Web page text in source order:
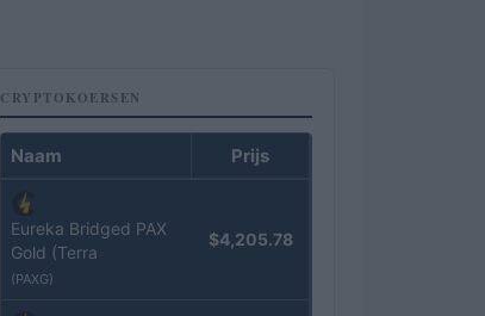
CRYPTOKOERSEN
Naam Prijs
Eureka Bridged PAX
Gold (Terra
(PAXG)
$4,205.78